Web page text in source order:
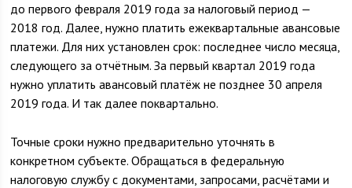
до первого февраля 2019 года за налоговый период —
2018 год. Далее, нужно платить ежеквартальные авансовые
платежи. Для них установлен срок: последнее число месяца,
следующего за отчётным. За первый квартал 2019 года
нужно уплатить авансовый платёж не позднее 30 апреля
2019 года. И так далее поквартально.
Точные сроки нужно предварительно уточнять в
конкретном субъекте. Обращаться в федеральную
налоговую службу с документами, запросами, расчётами и